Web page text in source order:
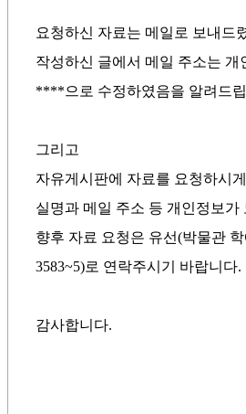
요청하신 자료는 메일로 보내드
작성하신 글에서 메일 주소는 개
****으로 수정하였음을 알려드
그리고
자유게시판에 자료를 요청하시
실명과 메일 주소 등 개인정보가
향후 자료 요청은 유선(박물관
3583~5)로 연락주시기 바랍니다.
감사합니다.